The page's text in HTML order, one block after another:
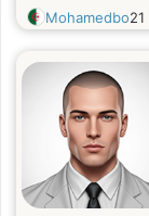
Mohamedbo21